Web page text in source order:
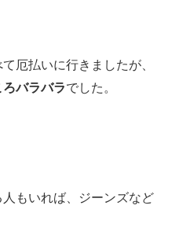
厄払いに行きましたが、
バラバラでした。
もいれば、ジーンズなど